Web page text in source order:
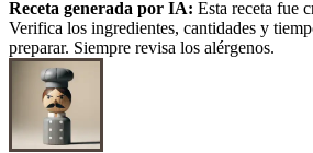
Receta generada por IA: Esta receta fue
Verifica los ingredientes, cantidades y
preparar. Siempre revisa los alérgenos.